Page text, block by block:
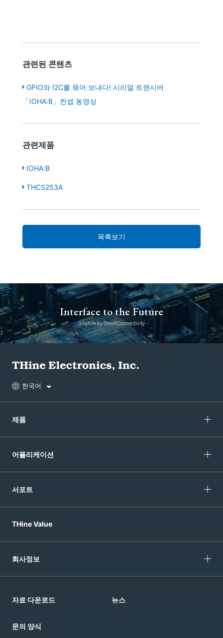
관련된 콘텐츠
GPIO와 I2C를 묶어 보내다! 시리얼 트랜시버
「IOHA:B」컨셉 동영상
관련제품
IOHA:B
THCS253A
목록보기
Interface to the Future
- Solution by Smart Connectivity -
한국어
제품
어플리케이션
서포트
THine Value
회사정보
자료 다운로드 뉴스
문의 양식